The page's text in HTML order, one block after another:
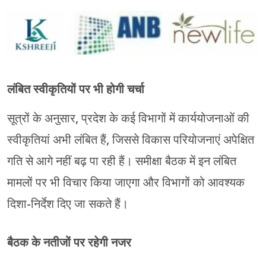
लंबित स्वीकृतियों पर भी होगी चर्चा
सूत्रों के अनुसार, प्रदेश के कई विभागों में कार्ययोजनाओं की
स्वीकृतियां अभी लंबित हैं, जिससे विकास परियोजनाएं अपेक्षित
गति से आगे नहीं बढ़ पा रही हैं। समीक्षा बैठक में इन लंबित
मामलों पर भी विचार किया जाएगा और विभागों को आवश्यक
दिशा-निर्देश दिए जा सकते हैं।
बैठक के नतीजों पर रहेगी नजर